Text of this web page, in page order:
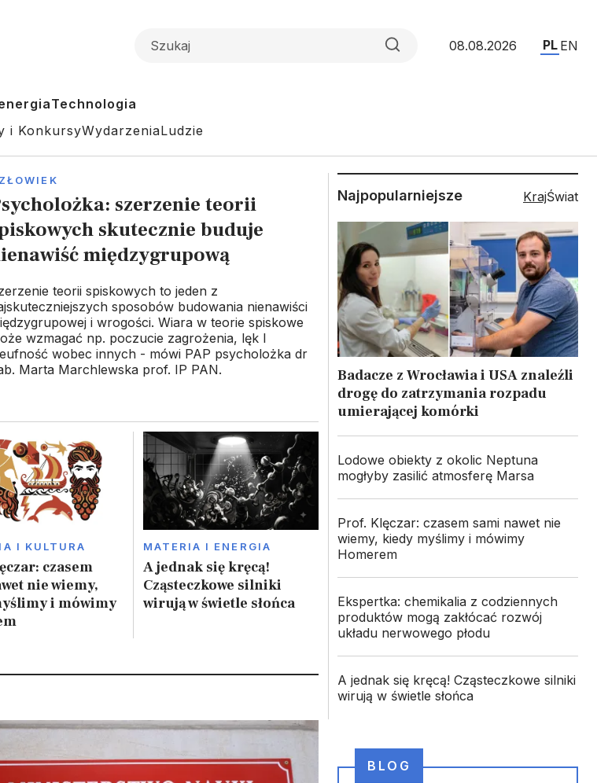
08.08.2026 PL EN
Technologia
i KonkursyWydarzeniaLudzie
szerzenie teorii
skutecznie buduje
międzygrupową
teorii spiskowych to jeden z
sposobów budowania nienawiści
i wrogości. Wiara w teorie spiskowe
wzmagać np. poczucie zagrożenia, lęk I
wobec innych - mówi PAP psycholożka dr
Marta Marchlewska prof. IP PAN.
I KULTURA
czasem
nie wiemy,
i mówimy
MATERIA I ENERGIA
A jednak się kręcą!
Cząsteczkowe silniki
wirują w świetle słońca
Najpopularniejsze KrajŚwiat
Badacze z Wrocławia i USA znaleźli
drogę do zatrzymania rozpadu
umierającej komórki
Lodowe obiekty z okolic Neptuna
mogłyby zasilić atmosferę Marsa
Prof. Klęczar: czasem sami nawet nie
wiemy, kiedy myślimy i mówimy
Homerem
Ekspertka: chemikalia z codziennych
produktów mogą zakłócać rozwój
układu nerwowego płodu
A jednak się kręcą! Cząsteczkowe silniki
wirują w świetle słońca
BLOG